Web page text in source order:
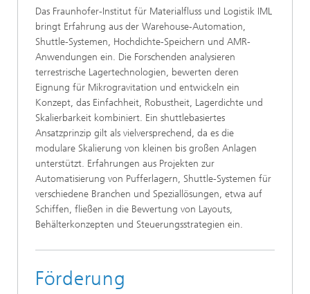
Das Fraunhofer-Institut für Materialfluss und Logistik IML
bringt Erfahrung aus der Warehouse-Automation,
Shuttle-Systemen, Hochdichte-Speichern und AMR-
Anwendungen ein. Die Forschenden analysieren
terrestrische Lagertechnologien, bewerten deren
Eignung für Mikrogravitation und entwickeln ein
Konzept, das Einfachheit, Robustheit, Lagerdichte und
Skalierbarkeit kombiniert. Ein shuttlebasiertes
Ansatzprinzip gilt als vielversprechend, da es die
modulare Skalierung von kleinen bis großen Anlagen
unterstützt. Erfahrungen aus Projekten zur
Automatisierung von Pufferlagern, Shuttle-Systemen für
verschiedene Branchen und Speziallösungen, etwa auf
Schiffen, fließen in die Bewertung von Layouts,
Behälterkonzepten und Steuerungsstrategien ein.
Förderung